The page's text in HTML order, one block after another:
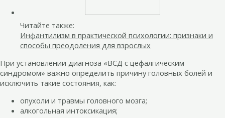
Читайте также:
Инфантилизм в практической психологии: признаки и
способы преодоления для взрослых
При установлении диагноза «ВСД с цефалгическим
синдромом» важно определить причину головных болей и
исключить такие состояния, как:
опухоли и травмы головного мозга;
алкогольная интоксикация;